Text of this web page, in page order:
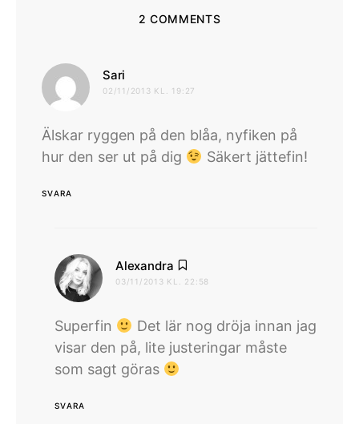
2 COMMENTS
Sari
02/11/2013 KL. 19:27
Älskar ryggen på den blåa, nyfiken på
hur den ser ut på dig
Säkert jättefin!
SVARA
Alexandra
03/11/2013 KL. 22:58
Superfin
Det lär nog dröja innan jag
visar den på, lite justeringar måste
som sagt göras
SVARA